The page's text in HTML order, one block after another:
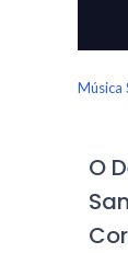
Música
O